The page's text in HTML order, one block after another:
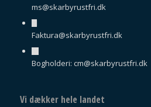
ms@skarbyrustfri.dk
Faktura@skarbyrustfri.dk
Bogholderi: cm@skarbyrustfri.dk
Vi dækker hele landet